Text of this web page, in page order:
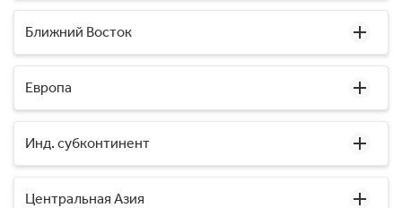
Ближний Восток
Европа
Инд. субконтинент
Центральная Азия